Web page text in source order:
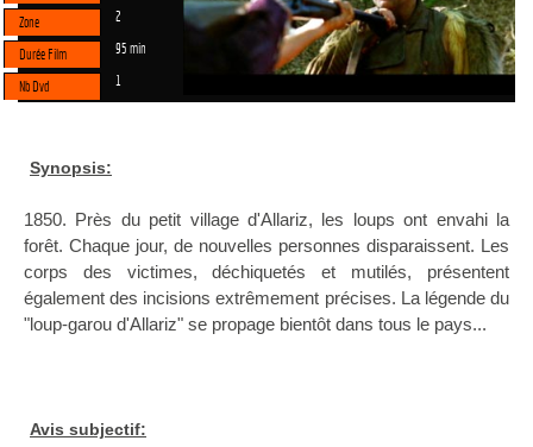
Zone
2
Durée Film 95 min
Nb Dvd 1
Synopsis:
1850. Près du petit village d'Allariz, les loups ont envahi la
forêt. Chaque jour, de nouvelles personnes disparaissent. Les
corps des victimes, déchiquetés et mutilés, présentent
également des incisions extrêmement précises. La légende du
"loup-garou d'Allariz" se propage bientôt dans tous le pays...
Avis subjectif: